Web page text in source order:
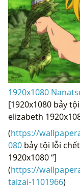
1920x1080
[1920x1080 bảy
elizabeth
(https://
080 bảy tội lỗi
1920x1080 “]
(https://
taizai-1101966)